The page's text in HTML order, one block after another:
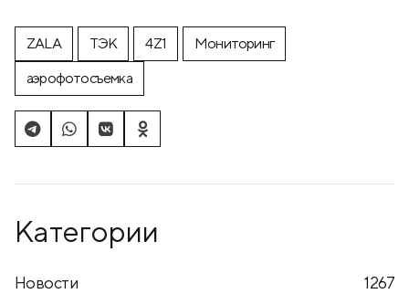
ZALA ТЭК 4Z1
Мониторинг
аэрофотосъемка
Категории
Новости 1267